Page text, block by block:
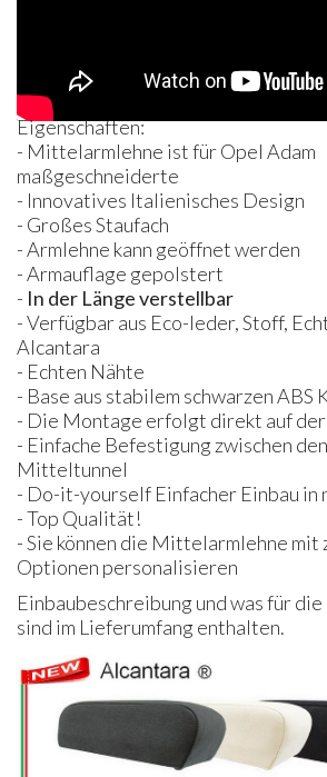
Eigenschaften:
- Mittelarmlehne ist für Opel Adam
maßgeschneiderte
- Innovatives Italienisches Design
- Großes Staufach
- Armlehne kann geöffnet werden
- Armauflage gepolstert
- In der Länge verstellbar
- Verfügbar aus Eco-leder, Stoff,
Alcantara
- Echten Nähte
- Base aus stabilem schwarzen ABS
- Die Montage erfolgt direkt auf
- Einfache Befestigung zwischen
Mitteltunnel
- Do-it-yourself Einfacher Einbau in
- Top Qualität!
- Sie können die Mittelarmlehne mit
Optionen personalisieren
Einbaubeschreibung und was für
sind im Lieferumfang enthalten.